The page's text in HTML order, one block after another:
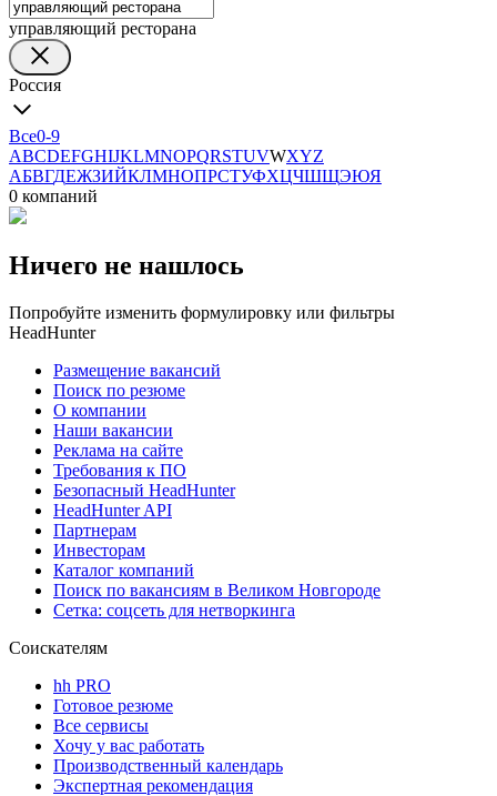
управляющий ресторана
Россия
Все0-9
ABCDEFGHIJKLMNOPQRSTUVWXYZ
АБВГДЕЖЗИЙКЛМНОПРСТУФХЦЧШЩЭЮЯ
0 компаний
Ничего не нашлось
Попробуйте изменить формулировку или фильтры
HeadHunter
Размещение вакансий
Поиск по резюме
О компании
Наши вакансии
Реклама на сайте
Требования к ПО
Безопасный HeadHunter
HeadHunter API
Партнерам
Инвесторам
Каталог компаний
Поиск по вакансиям в Великом Новгороде
Сетка: соцсеть для нетворкинга
Соискателям
hh PRO
Готовое резюме
Все сервисы
Хочу у вас работать
Производственный календарь
Экспертная рекомендация